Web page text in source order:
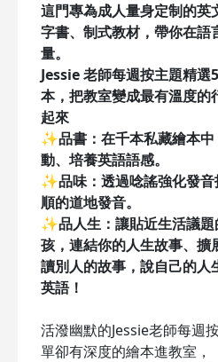
這門專為成人量身定制的英
字書、制式教材，帶你在語
量。
Jessie 老師每週按主題精選
本，把教室變成最有溫度的
起來
✨品書：在千本私藏繪本
動、培養英語語感。
✨品味：透過唸謠強化發
順的道地發音。
✨品人生：讓貼近生活議
孩，連結你的人生故事、擴
讀別人的故事，說自己的人
英語！
活潑幽默的Jessie老師每週
單卻有深度的繪本進教室，